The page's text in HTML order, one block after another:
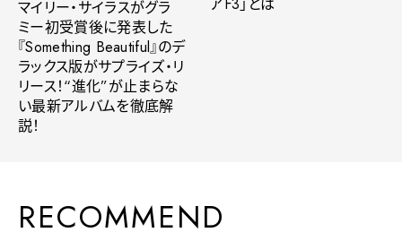
マイリー・サイラスがグラ
ミー初受賞後に発表した
『Something Beautiful』のデ
ラックス版がサプライズ・リ
リース！“進化”が止まらな
い最新アルバムを徹底解
説！
RECOMMEND